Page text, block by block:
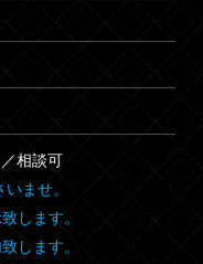
相談可
ませ。
します。
します。